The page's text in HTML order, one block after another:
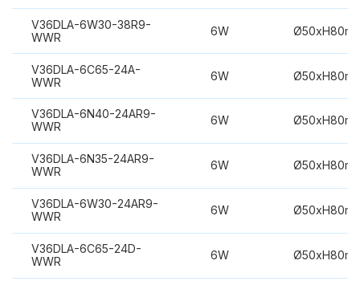
V36DLA-6W30-38R9-
WWR
6W
V36DLA-6C65-24A-
WWR
6W
V36DLA-6N40-24AR9-
WWR
6W
V36DLA-6N35-24AR9-
WWR
6W
V36DLA-6W30-24AR9-
WWR
6W
V36DLA-6C65-24D-
WWR
6W